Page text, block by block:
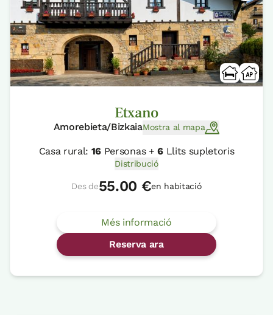
Etxano
Amorebieta/BizkaiaMostra al mapa
Casa rural: 16 Personas +6Llits supletoris
Distribució
Des de55.00 €en habitació
Més informació
Reserva ara